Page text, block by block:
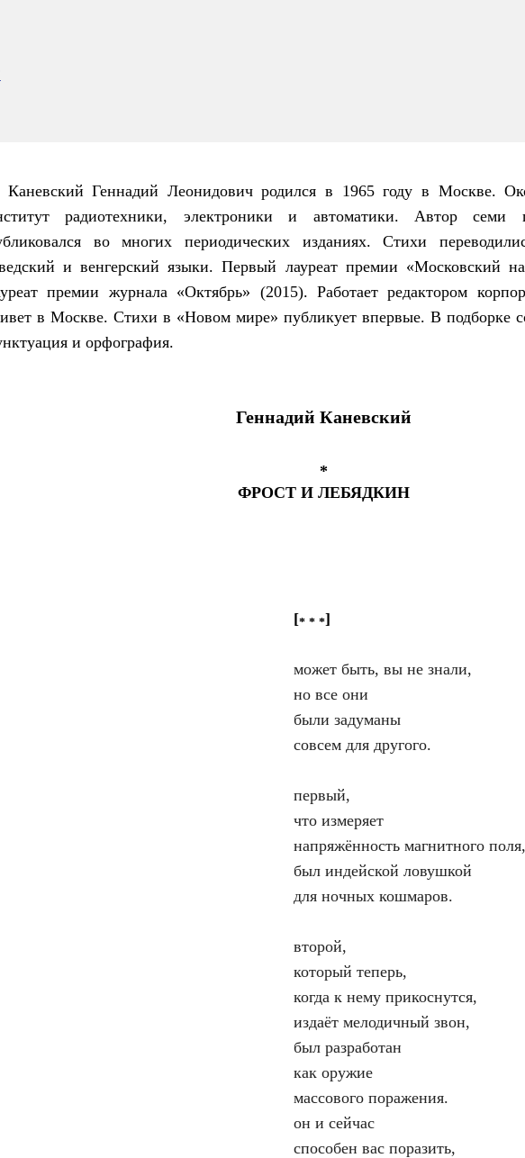
Каневский Геннадий Леонидович родился в 1965 году в Москве.
радиотехники, электроники и автоматики. Автор семи
во многих периодических изданиях. Стихи
и венгерский языки. Первый лауреат премии «Московский
премии журнала «Октябрь» (2015). Работает редактором
в Москве. Стихи в «Новом мире» публикует впервые. В подборке
и орфография.
Геннадий Каневский
*
ФРОСТ И ЛЕБЯДКИН
[* * *]
может быть, вы не знали,
но все они
были задуманы
совсем для другого.
первый,
что измеряет
напряжённость магнитного поля,
был индейской ловушкой
для ночных кошмаров.
второй,
который теперь,
когда к нему прикоснутся,
издаёт мелодичный звон,
был разработан
как оружие
массового поражения.
он и сейчас
способен вас поразить,